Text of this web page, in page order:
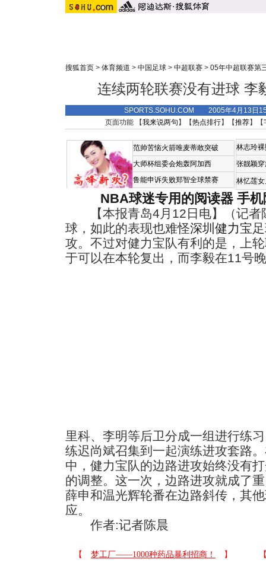
搜狐首页 > 体育频道 > 中国足球 > 中超联赛 > 05年中超联赛第
连续两轮联赛没有进球 李
SPORTS.SOHU.COM 2005年4月13
页面功能 【我来说两句 】【热点排行】【推荐】【
范帅苦恼火箭唯麦蒂敢突破
大师杯组委会炮轰阿加西
鲁能申诉失败郑智全球禁赛
林志玲
张靓颖
林忆莲
NBA球迷专用的阅读器 手
【本报青岛4月12日电】（记者
球，如此的表现也难怪深圳健力宝
攻。不过对健力宝队有利的是，上
于可以在本轮复出，而李毅在11号
里科、李明等后卫分成一组进行练
练迟尚斌召集到一起演练进攻套路
中，健力宝队的边路进攻始终没有
的调整。这一次，边路进攻就成了
薛申和温光辉轮番在边路斜传，其
应。
作者:记者陈晨